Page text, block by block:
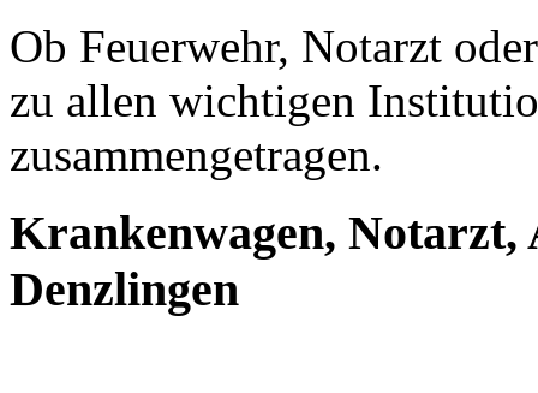
Ob Feuerwehr, Notarzt
zu allen wichtigen
zusammengetragen.
Krankenwagen,
Denzlingen